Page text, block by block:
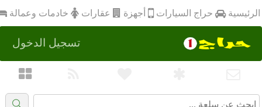
الرئيسية حراج السيارات أجهزة عقارات خادمات وعمالة
تسجيل الدخول